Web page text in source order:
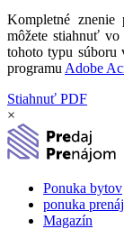
Kompletné znenie
môžete stiahnuť vo
tohoto typu súboru
programu Adobe
Stiahnuť PDF
×
Ponuka bytov
ponuka
Magazín